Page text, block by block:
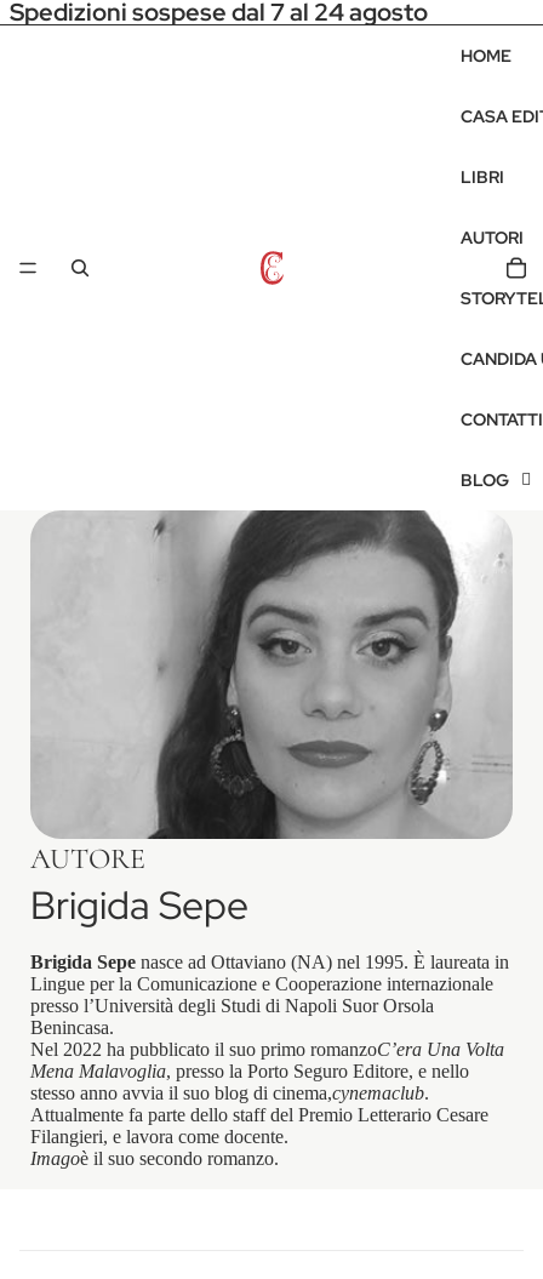
Spedizioni sospese dal 7 al 24 agosto
HOME
CASA
LIBRI
AUTORI
CANDIDA
CONTATTI
BLOG
AUTORE
Brigida Sepe
Brigida Sepe nasce ad Ottaviano (NA) nel 1995. È laureata in
Lingue per la Comunicazione e Cooperazione internazionale
presso l’Università degli Studi di Napoli Suor Orsola
Benincasa.
Nel 2022 ha pubblicato il suo primo romanzoC’era Una Volta
Mena Malavoglia, presso la Porto Seguro Editore, e nello
stesso anno avvia il suo blog di cinema,cynemaclub.
Attualmente fa parte dello staff del Premio Letterario Cesare
Filangieri, e lavora come docente.
Imagoè il suo secondo romanzo.